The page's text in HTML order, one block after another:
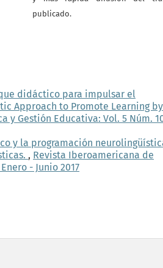
publicado.
didáctico para impulsar el
Approach to Promote Learning by
y Gestión Educativa: Vol. 5 Núm.
y la programación
, Revista Iberoamericana de
- Junio 2017